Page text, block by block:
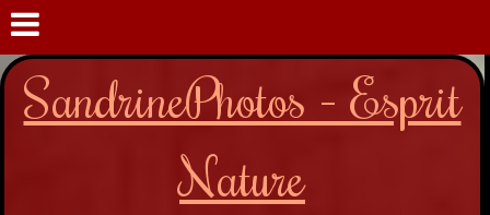
SandrinePhotos - Esprit
Nature